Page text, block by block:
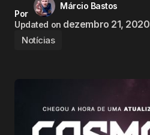
Por
Márcio Bastos
Updated on dezembro 21, 2020
Notícias